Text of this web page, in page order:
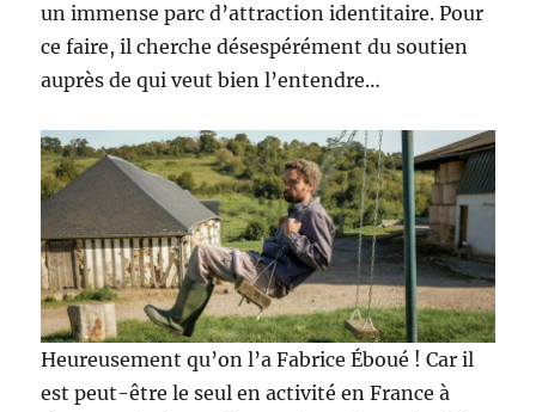
un immense parc d’attraction identitaire. Pour
ce faire, il cherche désespérément du soutien
auprès de qui veut bien l’entendre…
Heureusement qu’on l’a Fabrice Éboué ! Car il
est peut-être le seul en activité en France à